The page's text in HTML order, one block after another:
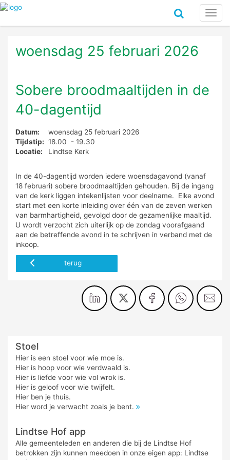
woensdag 25 februari 2026
Sobere broodmaaltijden in de
40-dagentijd
Datum:
woensdag 25 februari 2026
Tijdstip: 18.00 - 19.30
Locatie:
Lindtse Kerk
In de 40-dagentijd worden iedere woensdagavond (vanaf
18 februari) sobere broodmaaltijden gehouden. Bij de ingang
van de kerk liggen intekenlijsten voor deelname. Elke avond
start met een korte inleiding over één van de zeven werken
van barmhartigheid, gevolgd door de gezamenlijke maaltijd.
U wordt verzocht zich uiterlijk op de zondag voorafgaand
aan de betreffende avond in te schrijven in verband met de
inkoop.
terug
Stoel
Hier is een stoel voor wie moe is.
Hier is hoop voor wie verdwaald is.
Hier is liefde voor wie vol wrok is.
Hier is geloof voor wie twijfelt.
Hier ben je thuis.
Hier word je verwacht zoals je bent.
Lindtse Hof app
Alle gemeenteleden en anderen die bij de Lindtse Hof
betrokken zijn kunnen meedoen in onze eigen app: Lindtse